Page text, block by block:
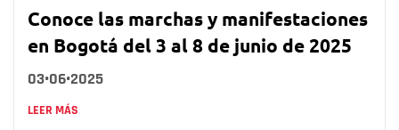
Conoce las marchas y manifestaciones
en Bogotá del 3 al 8 de junio de 2025
03•06•2025
LEER MÁS